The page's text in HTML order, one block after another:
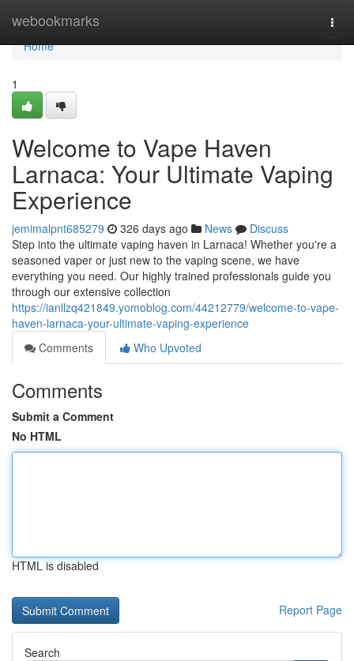
webookmarks
Home
Home
1
Welcome to Vape Haven
Larnaca: Your Ultimate Vaping
Experience
jemimalpnt685279 326 days ago News
Discuss
Step into the ultimate vaping haven in Larnaca! Whether you're a
seasoned vaper or just new to the vaping scene, we have
everything you need. Our highly trained professionals guide you
through our extensive collection
https://ianllzq421849.yomoblog.com/44212779/welcome-to-vape-
haven-larnaca-your-ultimate-vaping-experience
Comments
Who Upvoted
Comments
Submit a Comment
No HTML
HTML is disabled
Report Page
Search